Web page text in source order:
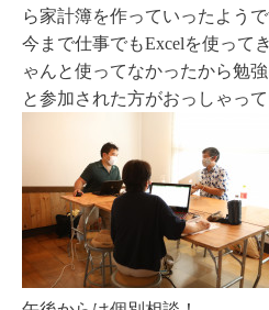
ら家計簿を作っていったようで
今まで仕事でもExcelを使って
ゃんと使ってなかったから勉
と参加された方がおっしゃって